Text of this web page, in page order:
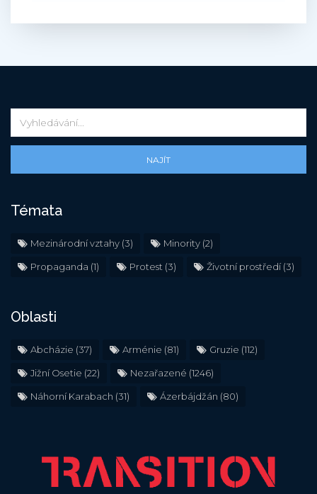
NAJÍT
Témata
Mezinárodní vztahy (3) Minority (2)
Propaganda (1) Protest (3) Životní prostředí(3)
Oblasti
Abcházie (37) Arménie (81) Gruzie (112)
Jižní Osetie (22) Nezařazené (1246)
Náhorní Karabach (31) Ázerbájdžán (80)